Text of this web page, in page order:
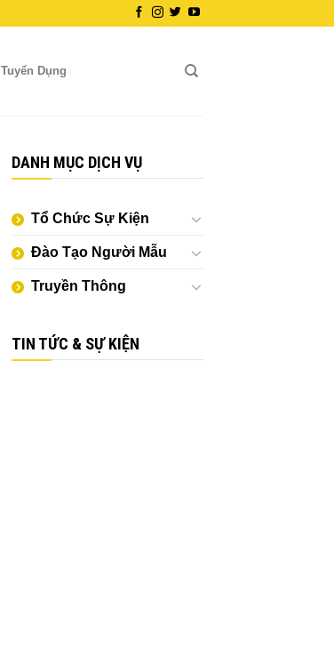
Tuyển Dụng
DANH MỤC DỊCH VỤ
Tổ Chức Sự Kiện
Đào Tạo Người Mẫu
Truyền Thông
TIN TỨC & SỰ KIỆN